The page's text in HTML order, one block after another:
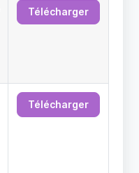
Télécharger
Télécharger